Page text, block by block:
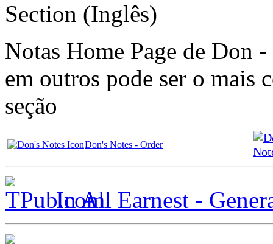
Section (Inglês)
Notas Home Page de Don
em outros pode ser o mais
seção
Don's Notes - Order
In All Earnest -